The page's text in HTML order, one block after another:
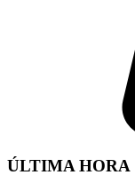
ÚLTIMA HORA